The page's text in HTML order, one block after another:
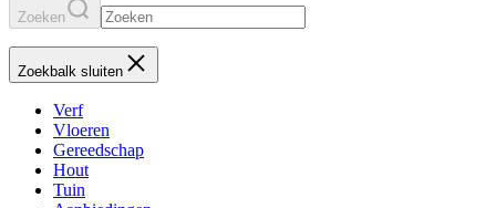
Zoeken
Zoekbalk sluiten
Verf
Vloeren
Gereedschap
Hout
Tuin